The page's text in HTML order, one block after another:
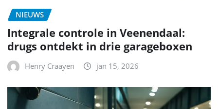
NIEUWS
Integrale controle in Veenendaal:
drugs ontdekt in drie garageboxen
Henry Craayen jan 15, 2026